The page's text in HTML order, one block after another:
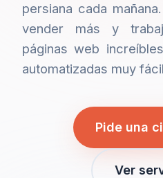
persiana cada
vender más y
páginas web
automatizadas muy
Pide una
Ver